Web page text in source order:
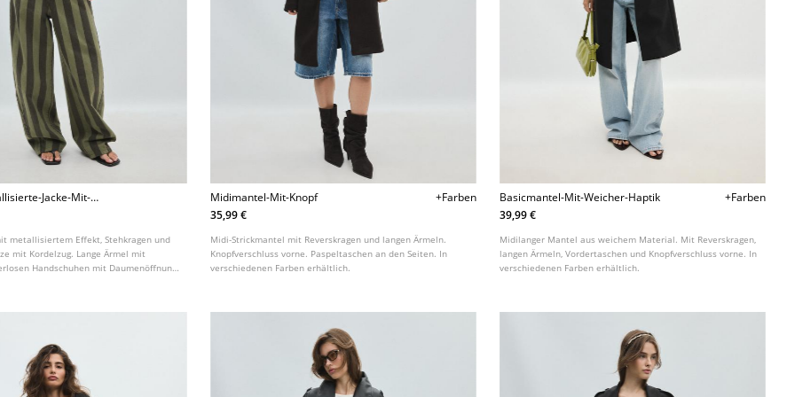
Jacke-Mit-
metallisiertem Effekt, Stehkragen und
mit Kordelzug. Lange Ärmel mit
Handschuhen mit Daumenöffnung.
Midimantel-Mit-Knopf
+Farben
35,99 €
Midi-Strickmantel mit Reverskragen und langen Ärmeln.
Knopfverschluss vorne. Paspeltaschen an den Seiten. In
verschiedenen Farben erhältlich.
Basicmantel-Mit-Weicher-Haptik
+Farben
39,99 €
Midilanger Mantel aus weichem Material. Mit Reverskragen,
langen Ärmeln, Vordertaschen und Knopfverschluss vorne. In
verschiedenen Farben erhältlich.